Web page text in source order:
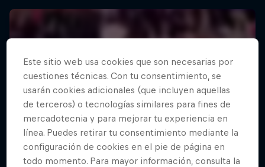
Este sitio web usa cookies que son necesarias por
cuestiones técnicas. Con tu consentimiento, se
usarán cookies adicionales (que incluyen aquellas
de terceros) o tecnologías similares para fines de
mercadotecnia y para mejorar tu experiencia en
línea. Puedes retirar tu consentimiento mediante la
configuración de cookies en el pie de página en
todo momento. Para mayor información, consulta la